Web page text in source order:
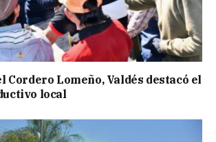
Cordero Lomeño, Valdés destacó el
local